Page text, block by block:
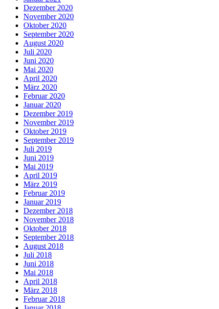
Dezember 2020
November 2020
Oktober 2020
September 2020
August 2020
Juli 2020
Juni 2020
Mai 2020
April 2020
März 2020
Februar 2020
Januar 2020
Dezember 2019
November 2019
Oktober 2019
September 2019
Juli 2019
Juni 2019
Mai 2019
April 2019
März 2019
Februar 2019
Januar 2019
Dezember 2018
November 2018
Oktober 2018
September 2018
August 2018
Juli 2018
Juni 2018
Mai 2018
April 2018
März 2018
Februar 2018